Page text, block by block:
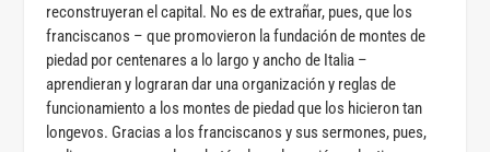
reconstruyeran el capital. No es de extrañar, pues, que los
franciscanos – que promovieron la fundación de montes de
piedad por centenares a lo largo y ancho de Italia –
aprendieran y lograran dar una organización y reglas de
funcionamiento a los montes de piedad que los hicieron tan
longevos. Gracias a los franciscanos y sus sermones, pues,